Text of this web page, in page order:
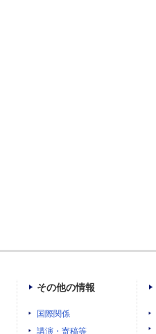
その他の情報
国際関係
講演・寄稿等